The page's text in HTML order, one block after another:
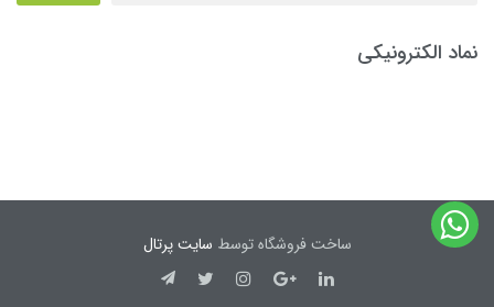
نماد الکترونیکی
ساخت فروشگاه توسط سایت پرتال